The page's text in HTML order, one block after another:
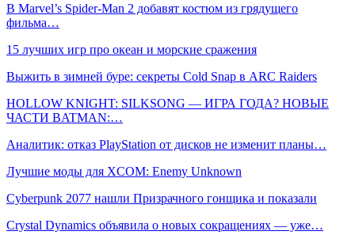
В Marvel’s Spider-Man 2 добавят костюм из грядущего
фильма…
15 лучших игр про океан и морские сражения
Выжить в зимней буре: секреты Cold Snap в ARC Raiders
HOLLOW KNIGHT: SILKSONG — ИГРА ГОДА? НОВЫЕ
ЧАСТИ BATMAN:…
Аналитик: отказ PlayStation от дисков не изменит планы…
Лучшие моды для XCOM: Enemy Unknown
Cyberpunk 2077 нашли Призрачного гонщика и показали
Crystal Dynamics объявила о новых сокращениях — уже…